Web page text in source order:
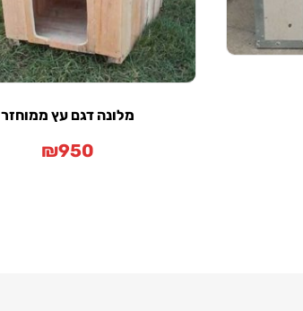
מלונה דגם עץ ממוחזר
₪950